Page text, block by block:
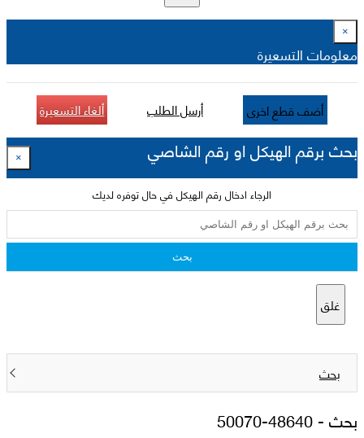
×
معلومات التسعيرة
أضف قطع اخرى أرسل الطلب ألغاء التسعيرة
بحث برقم الهيكل او رقم الشاصي ×
الرجاء ادخال رقم الهيكل في حال توفره لديك
بحث
غلق
بحث
بحث -48640-50070